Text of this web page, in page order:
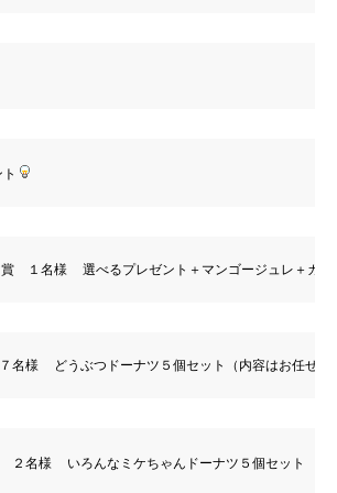
　１名様  選べるプレゼント＋マンゴージュレ＋カ
名様  どうぶつドーナツ５個セット（内容はお任せ
２名様  いろんなミケちゃんドーナツ５個セット